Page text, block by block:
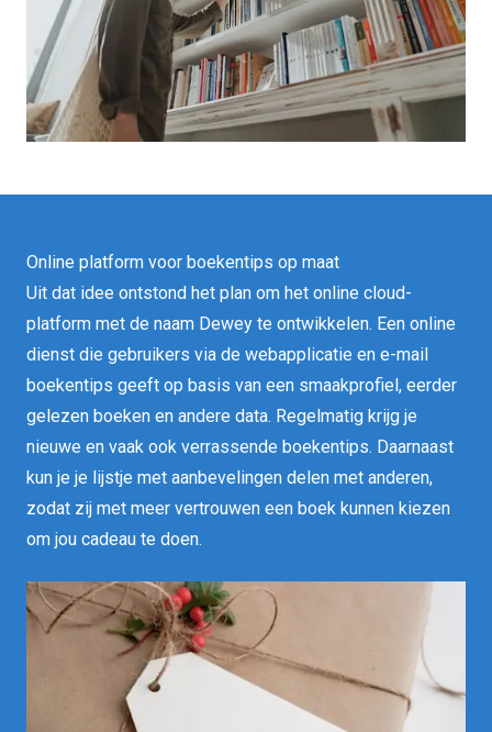
Online platform voor boekentips op maat
Uit dat idee ontstond het plan om het online cloud-
platform met de naam Dewey te ontwikkelen. Een online
dienst die gebruikers via de webapplicatie en e-mail
boekentips geeft op basis van een smaakprofiel, eerder
gelezen boeken en andere data. Regelmatig krijg je
nieuwe en vaak ook verrassende boekentips. Daarnaast
kun je je lijstje met aanbevelingen delen met anderen,
zodat zij met meer vertrouwen een boek kunnen kiezen
om jou cadeau te doen.